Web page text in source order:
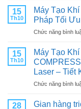
15
Th10
Máy Tạo
Pháp Tối
Chức năng bình
15
Th10
Máy Tạo
Laser – Tiết
Chức năng bình
28 Gian hàng